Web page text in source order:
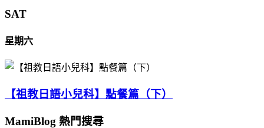
SAT
星期六
【祖教日語小兒科】點餐篇（下）
MamiBlog 熱門搜尋